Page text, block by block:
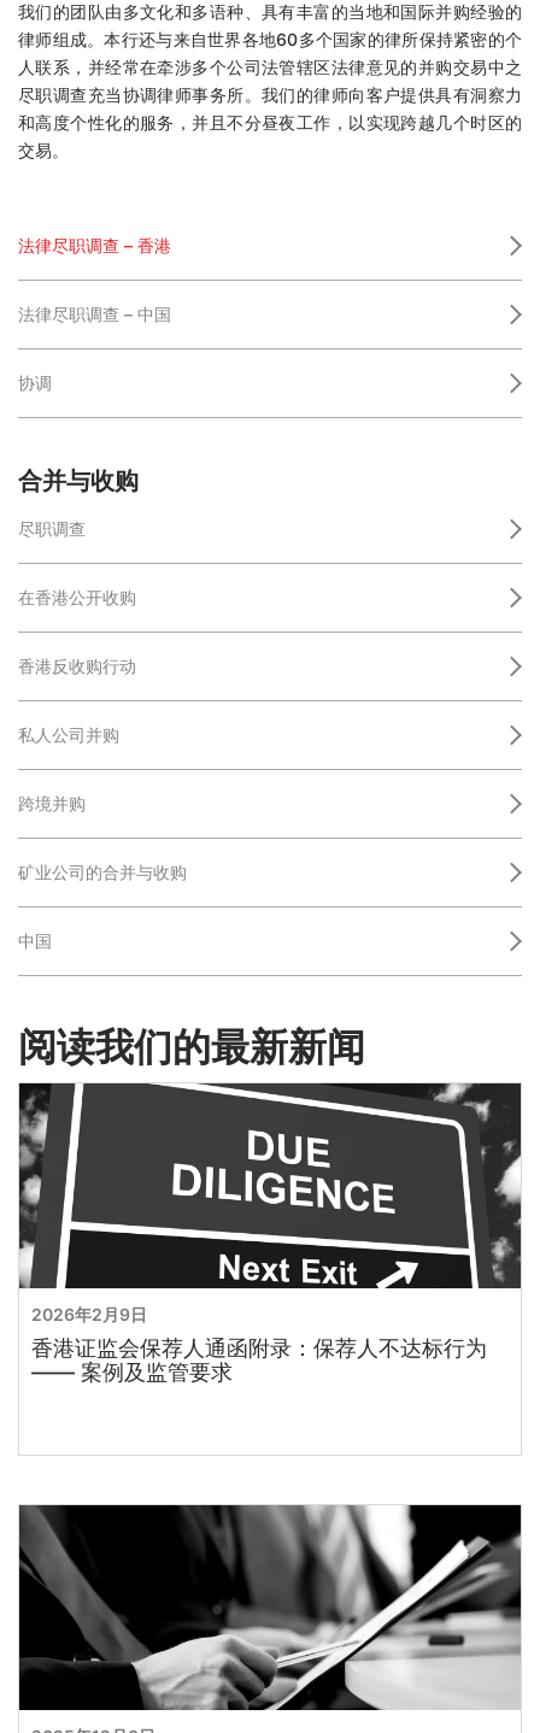
我们的团队由多文化和多语种、具有丰富的当地和国际并购经验的
律师组成。本行还与来自世界各地60多个国家的律所保持紧密的个
人联系，并经常在牵涉多个公司法管辖区法律意见的并购交易中之
尽职调查充当协调律师事务所。我们的律师向客户提供具有洞察力
和高度个性化的服务，并且不分昼夜工作，以实现跨越几个时区的
交易。
法律尽职调查 – 香港
法律尽职调查 – 中国
协调
合并与收购
尽职调查
在香港公开收购
香港反收购行动
私人公司并购
跨境并购
矿业公司的合并与收购
中国
阅读我们的最新新闻
香港证监会保荐人通函附录：保荐人不达标行为
—— 案例及监管要求
2026年2月9日